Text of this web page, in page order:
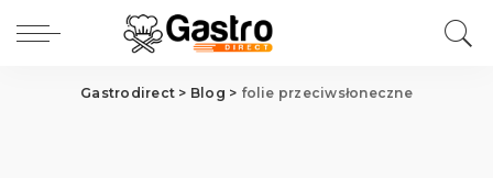
Gastrodirect > Blog > folie przeciwsłoneczne